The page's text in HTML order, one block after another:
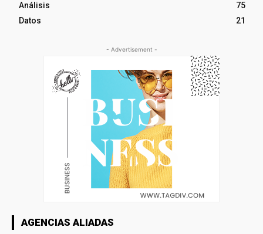
Análisis
75
Datos
21
- Advertisement -
AGENCIAS ALIADAS